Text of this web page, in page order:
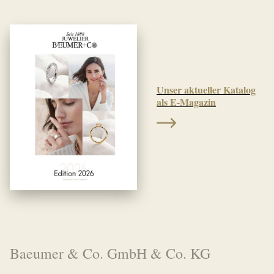
Unser aktueller Katalog
als E-Magazin
Baeumer & Co. GmbH & Co. KG